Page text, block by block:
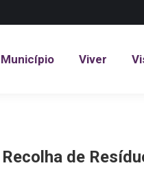
Município Viver
Recolha de
Município Viver